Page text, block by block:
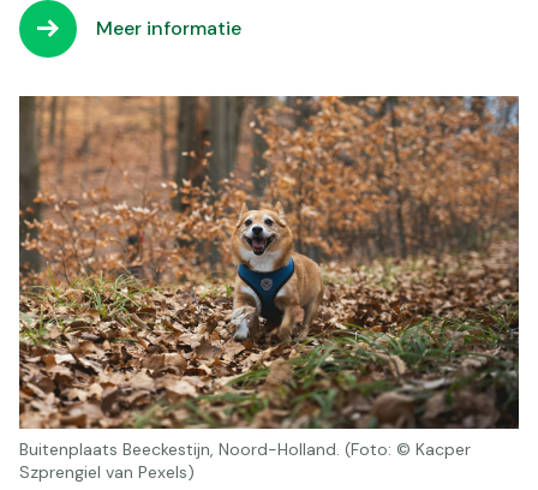
Meer informatie
Buitenplaats Beeckestijn, Noord-Holland. (Foto: © Kacper
Szprengiel van Pexels)